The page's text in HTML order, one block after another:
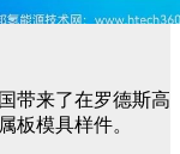
带来了在罗德斯高
板模具样件。